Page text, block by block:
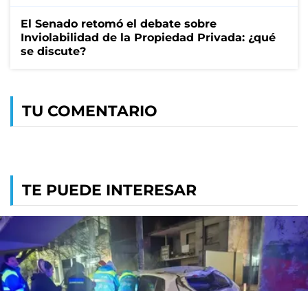
El Senado retomó el debate sobre
Inviolabilidad de la Propiedad Privada: ¿qué
se discute?
TU COMENTARIO
TE PUEDE INTERESAR